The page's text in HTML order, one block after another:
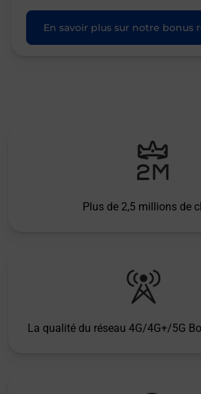
En savoir plus sur notre bonus
Plus de 2,5 millions de
La qualité du réseau 4G/4G+/5G